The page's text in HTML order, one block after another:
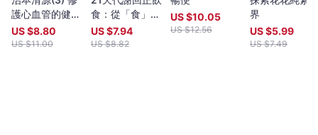
護心血管的健康
關鍵
US $8.80
US $11.00
食：從「食」傾
聽心理真正的缺
乏，吃好吃對，
US $7.94
US $8.82
US $10.05
US $12.56
界
US $5.99
US $7.49